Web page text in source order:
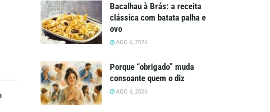
Bacalhau à Brás: a receita
clássica com batata palha e
ovo
AGO 6, 2026
Porque “obrigado” muda
consoante quem o diz
AGO 6, 2026